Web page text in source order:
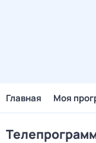
Главная Моя